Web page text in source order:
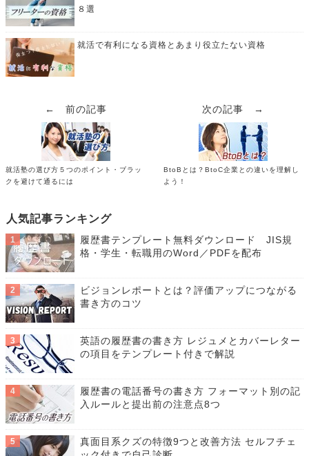
８選
就活で有利になる資格とあまり役立たない資格
← 前の記事
就活塾の選び方５つのポイント・ブラッ
クを避けて通るには
次の記事 →
BtoBとは？BtoC企業との違いを理解し
よう！
人気記事ランキング
履歴書テンプレート無料ダウンロード JIS規
格・学生・転職用のWord／PDFを配布
ビジョンレポートとは？評価アップにつながる
書き方のコツ
英語の履歴書の書き方 レジュメとカバーレター
の項目をテンプレート付きで解説
履歴書の電話番号の書き方 フォーマット別の記
入ルールと提出前の注意点8つ
真面目系クズの特徴9つと改善方法 セルフチェ